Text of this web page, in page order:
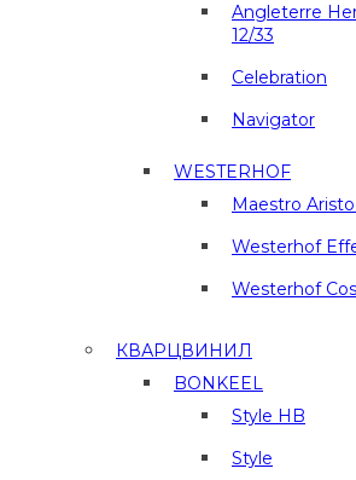
Angleterre
12/33
Celebration
Navigator
WESTERHOF
Maestro
Westerhof
Westerhof
КВАРЦВИНИЛ
BONKEEL
Style HB
Style